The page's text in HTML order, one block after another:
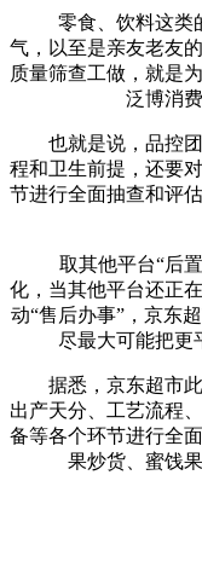
零食、饮料这类的
气，以至是亲友老友
质量筛查工做，就是
泛博消
也就是说，品控团
程和卫生前提，还要
节进行全面抽查和评
取其他平台“后置
化，当其他平台还正
动“售后办事”，京东
尽最大可能把更
据悉，京东超市此
出产天分、工艺流程
备等各个环节进行全
果炒货、蜜饯